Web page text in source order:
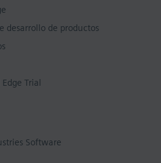
desarrollo de productos
Trial
Software